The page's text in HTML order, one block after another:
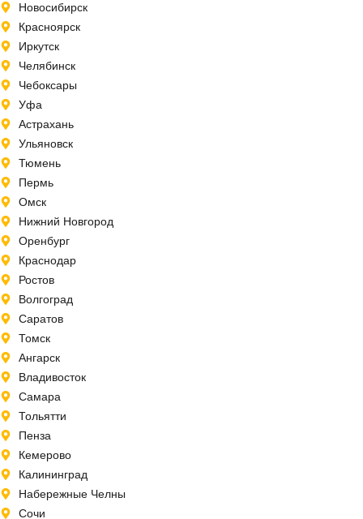
Новосибирск
Красноярск
Иркутск
Челябинск
Чебоксары
Уфа
Астрахань
Ульяновск
Тюмень
Пермь
Омск
Нижний Новгород
Оренбург
Краснодар
Ростов
Волгоград
Саратов
Томск
Ангарск
Владивосток
Самара
Тольятти
Пенза
Кемерово
Калининград
Набережные Челны
Сочи